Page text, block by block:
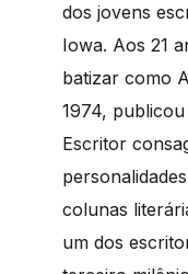
dos jovens
Iowa. Aos 21
batizar como
1974,
Escritor
colunas
um dos